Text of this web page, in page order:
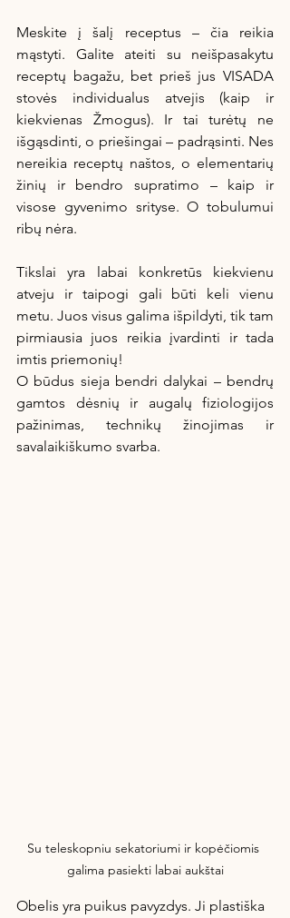
Meskite į šalį receptus – čia reikia
mąstyti. Galite ateiti su neišpasakytu
receptų bagažu, bet prieš jus VISADA
stovės individualus atvejis (kaip ir
kiekvienas Žmogus). Ir tai turėtų ne
išgąsdinti, o priešingai – padrąsinti. Nes
nereikia receptų naštos, o elementarių
žinių ir bendro supratimo – kaip ir
visose gyvenimo srityse. O tobulumui
ribų nėra.
Tikslai yra labai konkretūs kiekvienu
atveju ir taipogi gali būti keli vienu
metu. Juos visus galima išpildyti, tik tam
pirmiausia juos reikia įvardinti ir tada
imtis priemonių!
O būdus sieja bendri dalykai – bendrų
gamtos dėsnių ir augalų fiziologijos
pažinimas, technikų žinojimas ir
savalaikiškumo svarba.
Su teleskopniu sekatoriumi ir kopėčiomis
galima pasiekti labai aukštai
Obelis yra puikus pavyzdys. Ji plastiška